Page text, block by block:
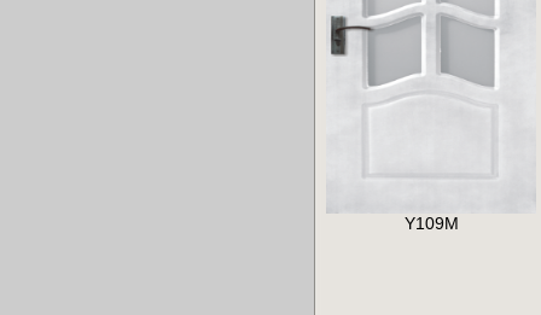
Y109M